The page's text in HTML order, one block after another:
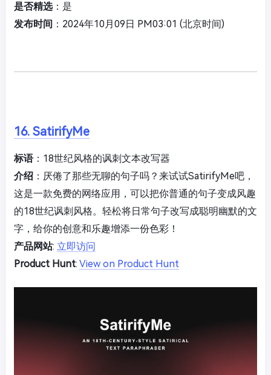
是否精选：是
发布时间 ：2024年10月09日 PM03:01 (北京时间)
16. SatirifyMe
标语：18世纪风格的讽刺文本改写器
介绍 ：厌倦了那些无聊的句子吗？来试试SatirifyMe吧，
这是一款免费的网络应用，可以把你普通的句子变成风趣
的18世纪讽刺风格。轻松将日常句子改写成聪明幽默的文
字，给你的创意和乐趣增添一份色彩！
产品网站: 立即访问
Product Hunt: View on Product Hunt